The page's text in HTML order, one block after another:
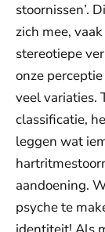
stoornissen’.
zich mee,
stereotiepe
onze
veel variaties.
classificatie,
leggen wat
aandoening.
psyche te